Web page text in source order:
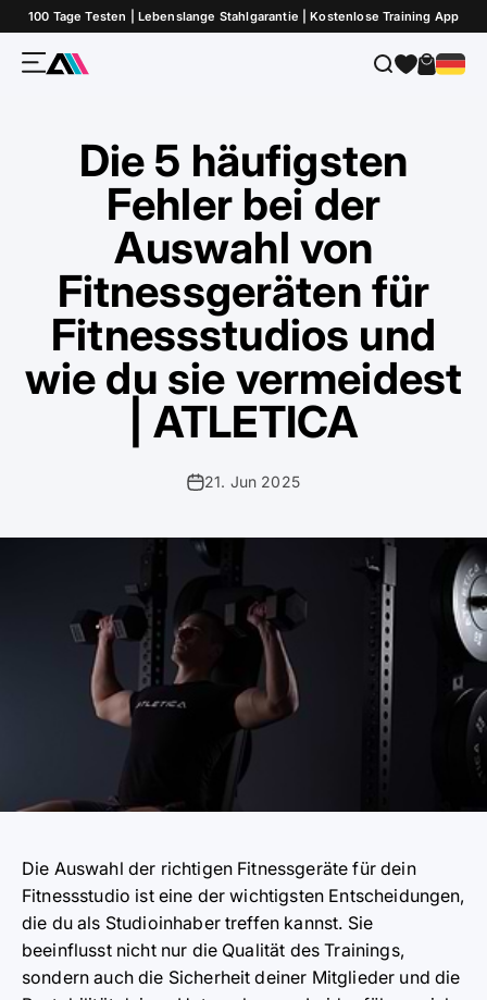
Zum Inhalt springen
100 Tage Testen | Lebenslange Stahlgarantie | Kostenlose Training App
MenüATLETICA Suche
Die 5 häufigsten
Fehler bei der
Auswahl von
Fitnessgeräten für
Fitnessstudios und
wie du sie vermeidest
| ATLETICA
21. Jun 2025
Die Auswahl der richtigen Fitnessgeräte für dein
Fitnessstudio ist eine der wichtigsten Entscheidungen,
die du als Studioinhaber treffen kannst. Sie
beeinflusst nicht nur die Qualität des Trainings,
sondern auch die Sicherheit deiner Mitglieder und die